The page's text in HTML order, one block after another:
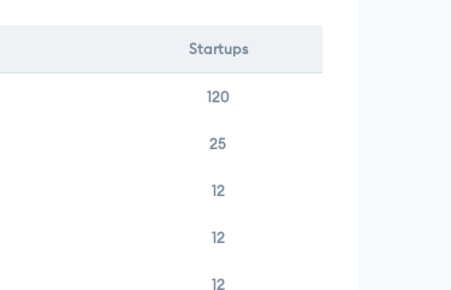
Startups
120
25
12
12
12